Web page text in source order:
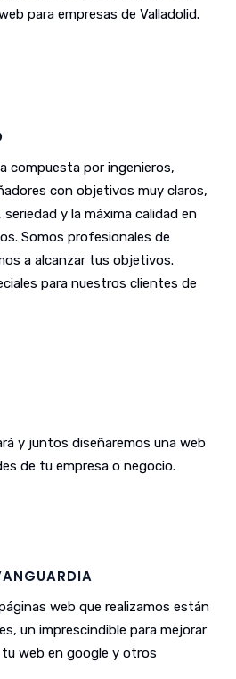
para empresas de Valladolid.
compuesta por ingenieros,
con objetivos muy claros,
y la máxima calidad en
Somos profesionales de
a alcanzar tus objetivos.
para nuestros clientes de
y juntos diseñaremos una web
de tu empresa o negocio.
web que realizamos están
un imprescindible para mejorar
web en google y otros